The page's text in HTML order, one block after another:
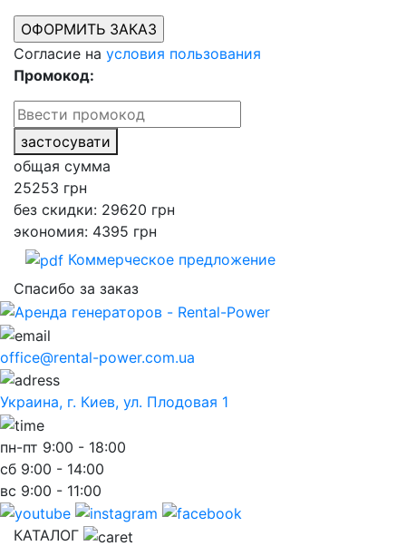
Согласие на условия пользования
Промокод:
застосувати
общая сумма
25253 грн
без скидки: 29620 грн
экономия: 4395 грн
Коммерческое предложение
Спасибо за заказ
office@rental-power.com.ua
Украина, г. Киев, ул. Плодовая 1
пн-пт 9:00 - 18:00
сб 9:00 - 14:00
вс 9:00 - 11:00
КАТАЛОГ